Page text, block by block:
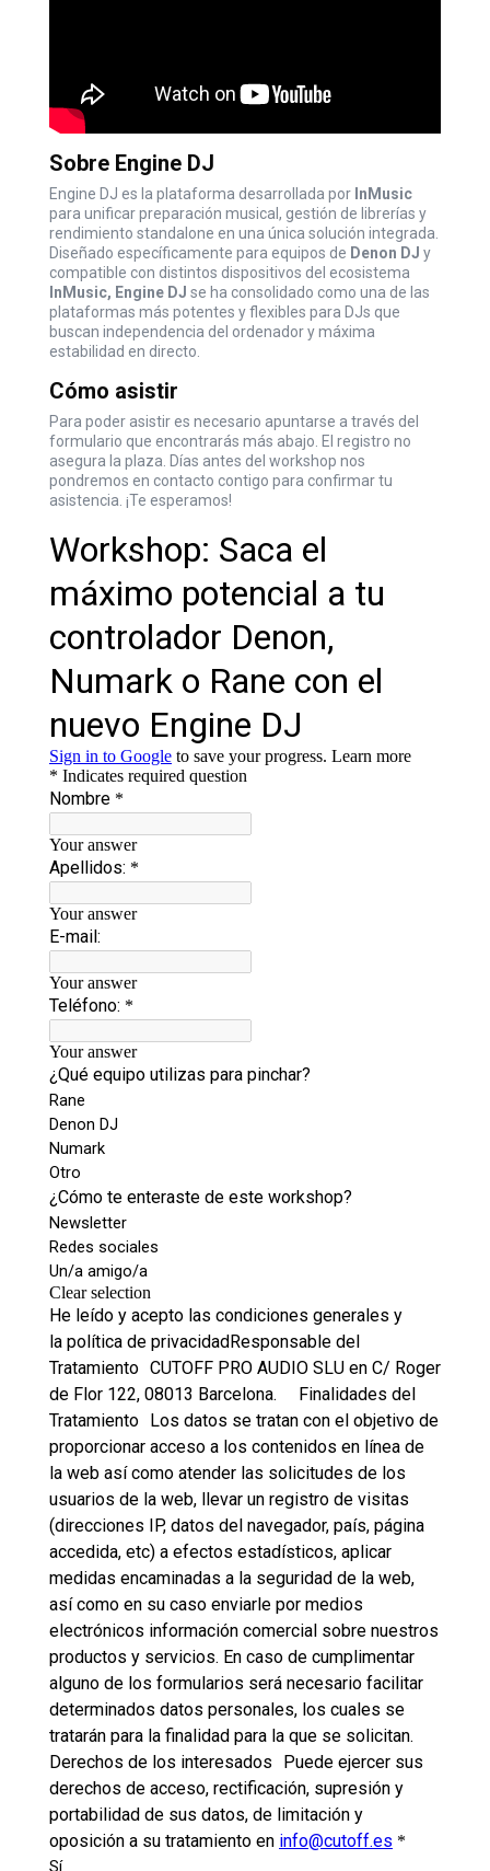
Sobre Engine DJ
Engine DJ es la plataforma desarrollada por InMusic
para unificar preparación musical, gestión de librerías y
rendimiento standalone en una única solución integrada.
Diseñado específicamente para equipos de Denon DJ y
compatible con distintos dispositivos del ecosistema
InMusic, Engine DJ se ha consolidado como una de las
plataformas más potentes y flexibles para DJs que
buscan independencia del ordenador y máxima
estabilidad en directo.
Cómo asistir
Para poder asistir es necesario apuntarse a través del
formulario que encontrarás más abajo. El registro no
asegura la plaza. Días antes del workshop nos
pondremos en contacto contigo para confirmar tu
asistencia. ¡Te esperamos!